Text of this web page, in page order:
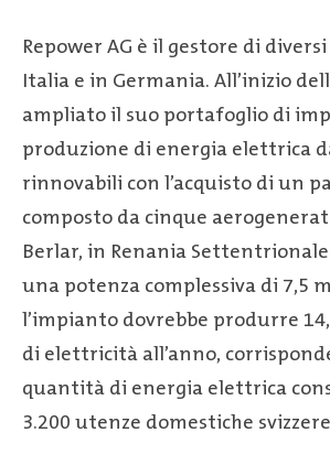
Repower AG è il gestore di
Italia e in Germania. All’inizio
ampliato il suo portafoglio di
produzione di energia elettrica
rinnovabili con l’acquisto di un
composto da cinque
Berlar, in Renania
una potenza complessiva di 7,5
l’impianto dovrebbe produrre
di elettricità all’anno,
quantità di energia elettrica
3.200 utenze domestiche